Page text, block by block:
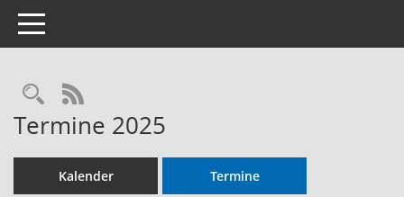
Toggle navigation
RSS-Feed
Termine 2025
Kalender Termine